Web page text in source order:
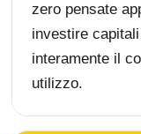
zero pensate
investire
interamente il
utilizzo.